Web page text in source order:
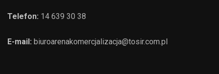
Telefon: 14 639 30 38
E-mail: biuroarenakomercjalizacja@tosir.com.pl